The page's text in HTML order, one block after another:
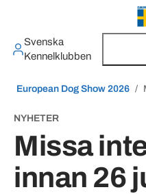
Svenska
Kennelklubben
European Dog Show 2026
Missa
innan 26
NYHETER